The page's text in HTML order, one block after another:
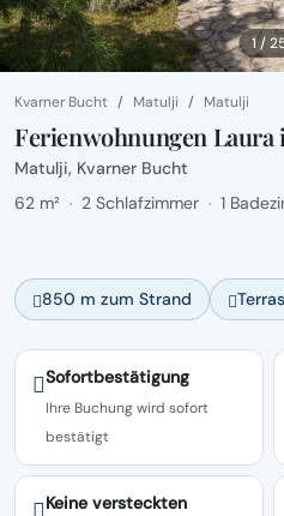
1 /
Kvarner Bucht Matulji Matulji
Ferienwohnungen
Matulji, Kvarner Bucht
62 m² · 2 Schlafzimmer · 1
850 m zum Strand
Sofortbestätigung
Ihre Buchung wird sofort
bestätigt
Keine versteckten